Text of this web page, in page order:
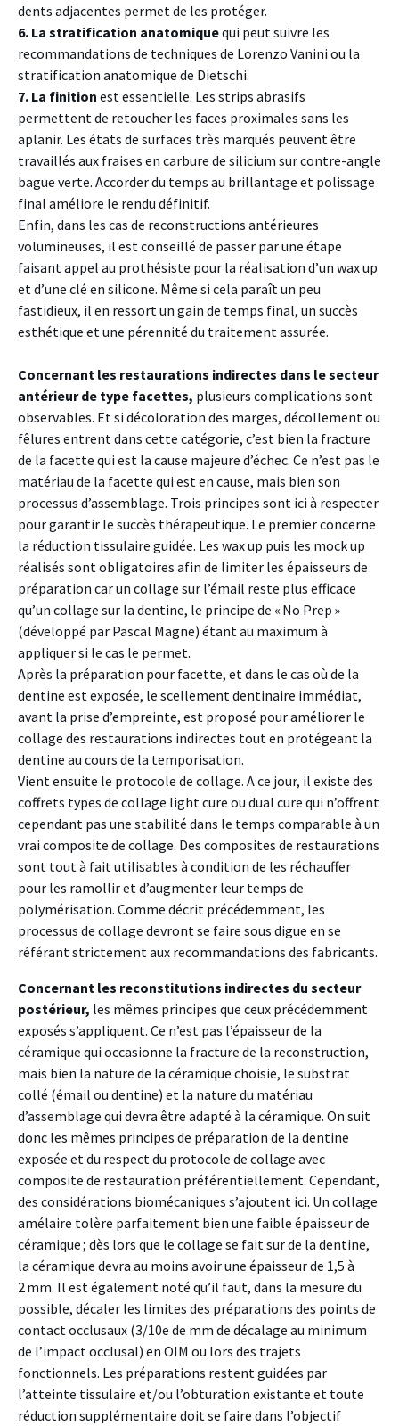
dents adjacentes permet de les protéger.
6. La stratification anatomiquequi peut suivre les
recommandations de techniques de Lorenzo Vanini ou la
stratification anatomique de Dietschi.
7. La finition est essentielle. Les strips abrasifs
permettent de retoucher les faces proximales sans les
aplanir. Les états de surfaces très marqués peuvent être
travaillés aux fraises en carbure de silicium sur contre-angle
bague verte. Accorder du temps au brillantage et polissage
final améliore le rendu définitif.
Enfin, dans les cas de reconstructions antérieures
volumineuses, il est conseillé de passer par une étape
faisant appel au prothésiste pour la réalisation d’un wax up
et d’une clé en silicone. Même si cela paraît un peu
fastidieux, il en ressort un gain de temps final, un succès
esthétique et une pérennité du traitement assurée.
Concernant les restaurations indirectes dans le secteur
antérieur de type facettes, plusieurs complications sont
observables. Et si décoloration des marges, décollement ou
fêlures entrent dans cette catégorie, c’est bien la fracture
de la facette qui est la cause majeure d’échec. Ce n’est pas le
matériau de la facette qui est en cause, mais bien son
processus d’assemblage. Trois principes sont ici à respecter
pour garantir le succès thérapeutique. Le premier concerne
la réduction tissulaire guidée. Les wax up puis les mock up
réalisés sont obligatoires afin de limiter les épaisseurs de
préparation car un collage sur l’émail reste plus efficace
qu’un collage sur la dentine, le principe de « No Prep »
(développé par Pascal Magne) étant au maximum à
appliquer si le cas le permet.
Après la préparation pour facette, et dans le cas où de la
dentine est exposée, le scellement dentinaire immédiat,
avant la prise d’empreinte, est proposé pour améliorer le
collage des restaurations indirectes tout en protégeant la
dentine au cours de la temporisation.
Vient ensuite le protocole de collage. A ce jour, il existe des
coffrets types de collage light cure ou dual cure qui n’offrent
cependant pas une stabilité dans le temps comparable à un
vrai composite de collage. Des composites de restaurations
sont tout à fait utilisables à condition de les réchauffer
pour les ramollir et d’augmenter leur temps de
polymérisation. Comme décrit précédemment, les
processus de collage devront se faire sous digue en se
référant strictement aux recommandations des fabricants.
Concernant les reconstitutions indirectes du secteur
postérieur, les mêmes principes que ceux précédemment
exposés s’appliquent. Ce n’est pas l’épaisseur de la
céramique qui occasionne la fracture de la reconstruction,
mais bien la nature de la céramique choisie, le substrat
collé (émail ou dentine) et la nature du matériau
d’assemblage qui devra être adapté à la céramique. On suit
donc les mêmes principes de préparation de la dentine
exposée et du respect du protocole de collage avec
composite de restauration préférentiellement. Cependant,
des considérations biomécaniques s’ajoutent ici. Un collage
amélaire tolère parfaitement bien une faible épaisseur de
céramique ; dès lors que le collage se fait sur de la dentine,
la céramique devra au moins avoir une épaisseur de 1,5 à
2 mm. Il est également noté qu’il faut, dans la mesure du
possible, décaler les limites des préparations des points de
contact occlusaux (3/10e de mm de décalage au minimum
de l’impact occlusal) en OIM ou lors des trajets
fonctionnels. Les préparations restent guidées par
l’atteinte tissulaire et/ou l’obturation existante et toute
réduction supplémentaire doit se faire dans l’objectif